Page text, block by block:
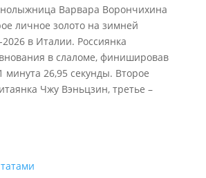
Варвара Ворончихина
личное золото на зимней
в Италии. Россиянка
в слаломе, финишировав
минута 26,95 секунды. Второе
Чжу Вэньцзин, третье –